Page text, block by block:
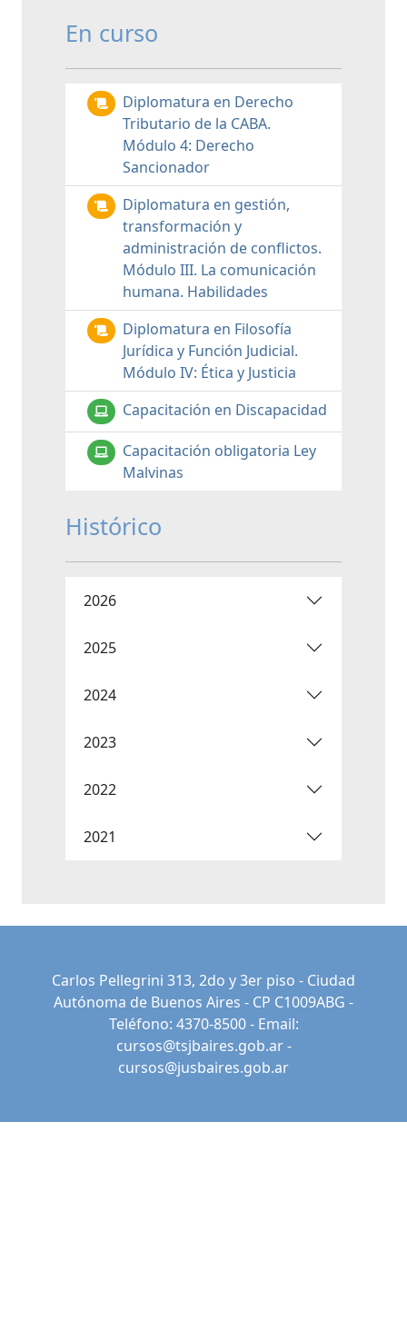
En curso
Diplomatura en Derecho
Tributario de la CABA.
Módulo 4: Derecho
Sancionador
Diplomatura en gestión,
transformación y
administración de conflictos.
Módulo III. La comunicación
humana. Habilidades
Diplomatura en Filosofía
Jurídica y Función Judicial.
Módulo IV: Ética y Justicia
Capacitación en Discapacidad
Capacitación obligatoria Ley
Malvinas
Histórico
2026
2025
2024
2023
2022
2021
Carlos Pellegrini 313, 2do y 3er piso - Ciudad
Autónoma de Buenos Aires - CP C1009ABG -
Teléfono: 4370-8500 - Email:
cursos@tsjbaires.gob.ar-
cursos@jusbaires.gob.ar